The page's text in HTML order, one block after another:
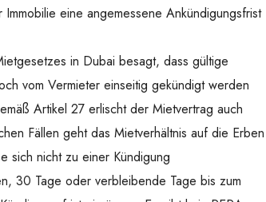
eine angemessene Ankündigungsfrist
in Dubai besagt, dass gültige
vom Vermieter einseitig gekündigt werden
Artikel 27 erlischt der Mietvertrag auch
Fällen geht das Mietverhältnis auf die Erben
sich nicht zu einer Kündigung
30 Tage oder verbleibende Tage bis zum